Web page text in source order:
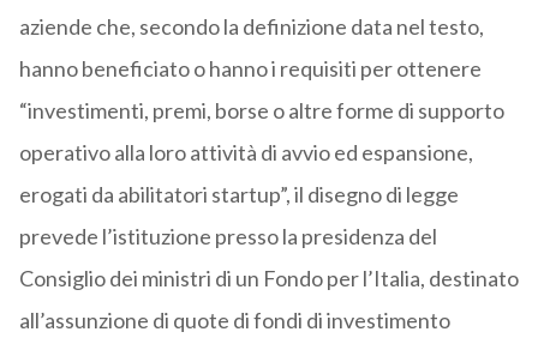
aziende che, secondo la definizione data nel testo,
hanno beneficiato o hanno i requisiti per ottenere
“investimenti, premi, borse o altre forme di supporto
operativo alla loro attività di avvio ed espansione,
erogati da abilitatori startup”, il disegno di legge
prevede l’istituzione presso la presidenza del
Consiglio dei ministri di un Fondo per l’Italia, destinato
all’assunzione di quote di fondi di investimento